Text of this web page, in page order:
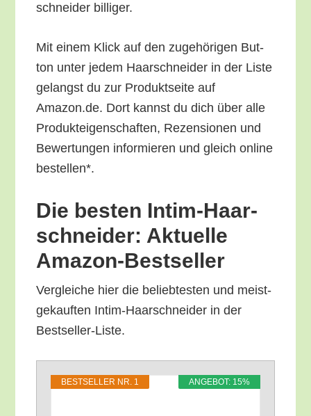
schnei­der billiger.
Mit einem Klick auf den zuge­hö­ri­gen But­
ton unter jedem Haar­schnei­der in der Lis­te
gelangst du zur Pro­dukt­sei­te auf
Amazon.de. Dort kannst du dich über alle
Pro­duk­tei­gen­schaf­ten, Rezen­sio­nen und
Bewer­tun­gen infor­mie­ren und gleich online
bestellen*.
Die bes­ten Intim-Haar­
schnei­der: Aktu­el­le
Amazon-Bestseller
Ver­glei­che hier die belieb­tes­ten und meist­
ge­kauf­ten Intim-Haar­schnei­der in der
Bestseller-Liste.
ANGE­BOT: 15%
BEST­SEL­LER NR. 1